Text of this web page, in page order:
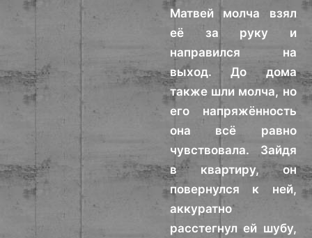
Матвей молча взял
её за руку и
направился на
выход. До дома
также шли молча, но
его напряжённость
она всё равно
чувствовала. Зайдя
в квартиру, он
повернулся к ней,
аккуратно
расстегнул ей шубу,